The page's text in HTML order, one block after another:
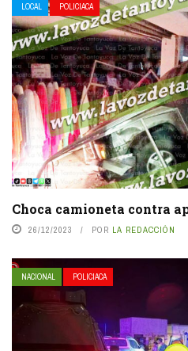
LOCAL POLICIACA
Choca camioneta contra
26/12/2023 POR LA REDACCIÓN
NACIONAL POLICIACA